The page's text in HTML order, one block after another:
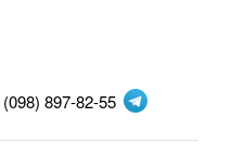
897-82-55